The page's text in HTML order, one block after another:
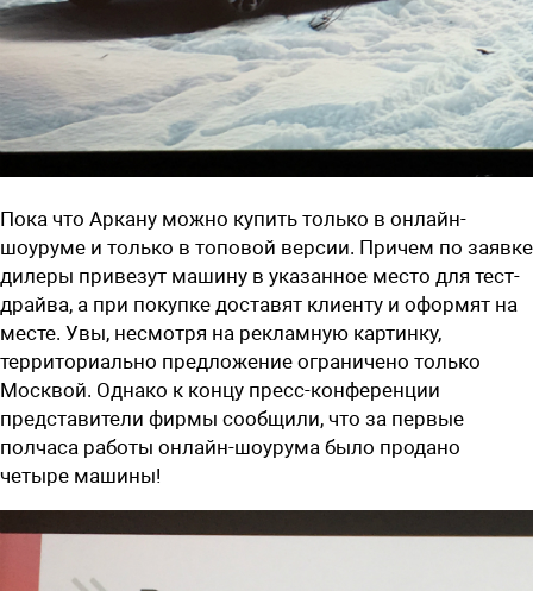
Пока что Аркану можно купить только в онлайн-
шоуруме и только в топовой версии. Причем по заявке
дилеры привезут машину в указанное место для тест-
драйва, а при покупке доставят клиенту и оформят на
месте. Увы, несмотря на рекламную картинку,
территориально предложение ограничено только
Москвой. Однако к концу пресс-конференции
представители фирмы сообщили, что за первые
полчаса работы онлайн-шоурума было продано
четыре машины!